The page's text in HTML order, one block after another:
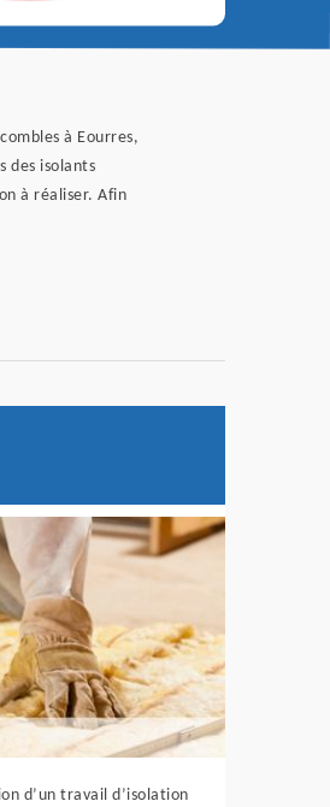
à Eourres,
des isolants
à réaliser. Afin
d’un travail d’isolation